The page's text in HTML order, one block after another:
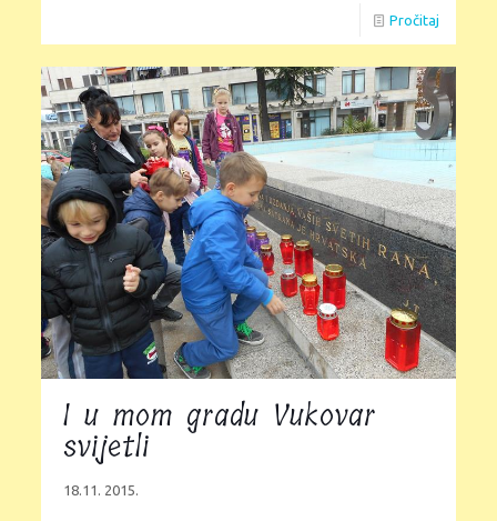
Pročitaj
I u mom gradu Vukovar
svijetli
18.11. 2015.